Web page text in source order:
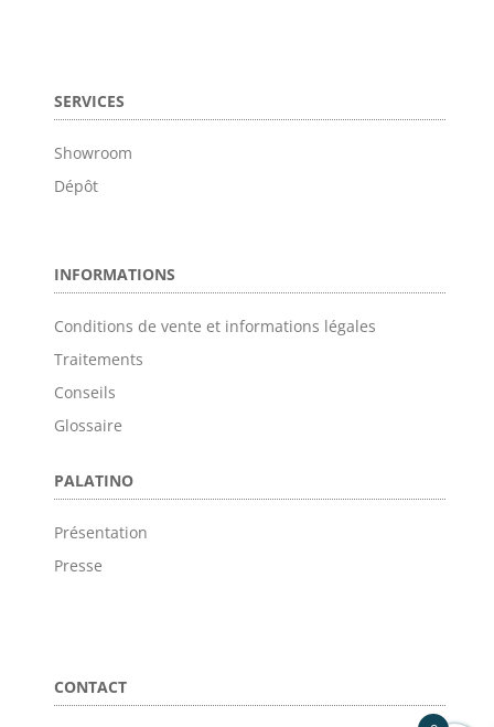
SERVICES
Showroom
Dépôt
INFORMATIONS
Conditions de vente et informations légales
Traitements
Conseils
Glossaire
PALATINO
Présentation
Presse
CONTACT